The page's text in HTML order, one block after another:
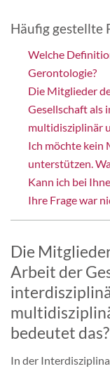
Über uns
Sektionen
Studium & Karriere
Mitgliedschaft &
Publikationen
Häufig gestellte
Welche
Gerontologie?
Die Mitglieder
Gesellschaft als
multidisziplinär
Ich möchte kein
unterstützen.
Kann ich bei
Ihre Frage war
Die
Arbeit der
bedeutet das?
In der